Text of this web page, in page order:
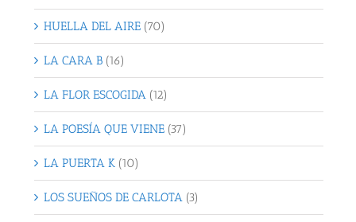
HUELLA DEL AIRE (70)
LA CARA B (16)
LA FLOR ESCOGIDA (12)
LA POESÍA QUE VIENE (37)
LA PUERTA K (10)
LOS SUEÑOS DE CARLOTA (3)